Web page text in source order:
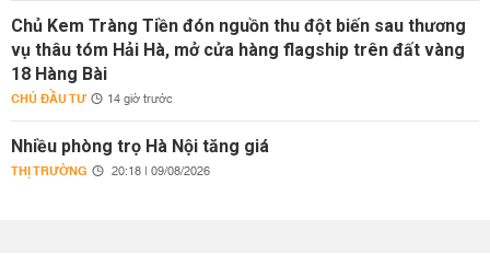
Chủ Kem Tràng Tiền đón nguồn thu đột biến sau thương
vụ thâu tóm Hải Hà, mở cửa hàng flagship trên đất vàng
18 Hàng Bài
CHỦ ĐẦU TƯ 14 giờ trước
Nhiều phòng trọ Hà Nội tăng giá
THỊ TRƯỜNG 20:18 | 09/08/2026